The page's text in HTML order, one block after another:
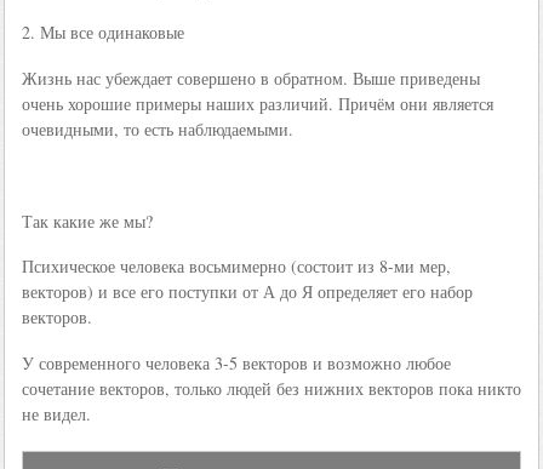
2. Мы все одинаковые
Жизнь нас убеждает совершено в обратном. Выше приведены
очень хорошие примеры наших различий. Причём они является
очевидными, то есть наблюдаемыми.
Так какие же мы?
Психическое человека восьмимерно (состоит из 8-ми мер,
векторов) и все его поступки от А до Я определяет его набор
векторов.
У современного человека 3-5 векторов и возможно любое
сочетание векторов, только людей без нижних векторов пока никто
не видел.